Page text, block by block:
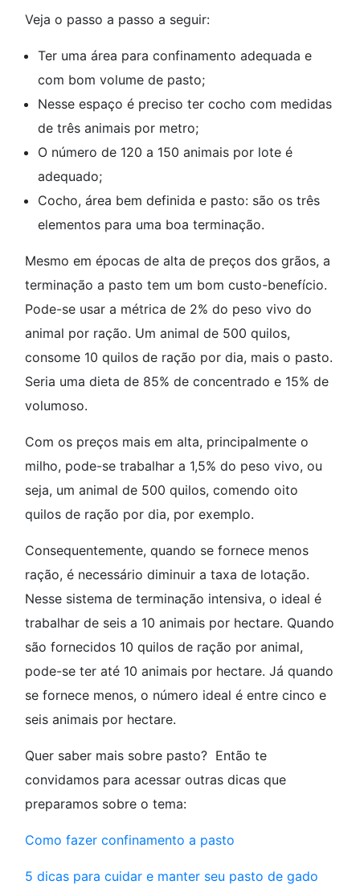
Veja o passo a passo a seguir:
Ter uma área para confinamento adequada e
com bom volume de pasto;
Nesse espaço é preciso ter cocho com medidas
de três animais por metro;
O número de 120 a 150 animais por lote é
adequado;
Cocho, área bem definida e pasto: são os três
elementos para uma boa terminação.
Mesmo em épocas de alta de preços dos grãos, a
terminação a pasto tem um bom custo-benefício.
Pode-se usar a métrica de 2% do peso vivo do
animal por ração. Um animal de 500 quilos,
consome 10 quilos de ração por dia, mais o pasto.
Seria uma dieta de 85% de concentrado e 15% de
volumoso.
Com os preços mais em alta, principalmente o
milho, pode-se trabalhar a 1,5% do peso vivo, ou
seja, um animal de 500 quilos, comendo oito
quilos de ração por dia, por exemplo.
Consequentemente, quando se fornece menos
ração, é necessário diminuir a taxa de lotação.
Nesse sistema de terminação intensiva, o ideal é
trabalhar de seis a 10 animais por hectare. Quando
são fornecidos 10 quilos de ração por animal,
pode-se ter até 10 animais por hectare. Já quando
se fornece menos, o número ideal é entre cinco e
seis animais por hectare.
Quer saber mais sobre pasto? Então te
convidamos para acessar outras dicas que
preparamos sobre o tema:
Como fazer confinamento a pasto
5 dicas para cuidar e manter seu pasto de gado